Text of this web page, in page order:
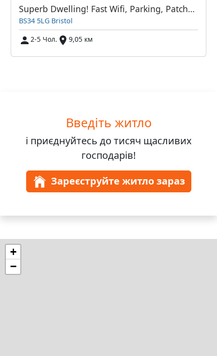
Superb Dwelling! Fast Wifi, Parking, Patchway
BS34 5LG Bristol
2-5 Чол.
9,05 км
Введіть житло
і приєднуйтесь до тисяч щасливих
господарів!
Зареєструйте житло зараз
+
−